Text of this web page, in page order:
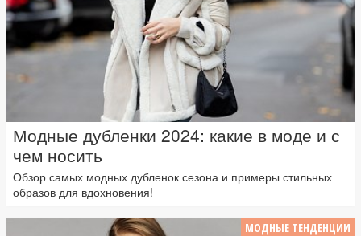
Модные дубленки 2024: какие в моде и с
чем носить
Обзор самых модных дубленок сезона и примеры стильных
образов для вдохновения!
МОДНЫЕ ТЕНДЕНЦИИ